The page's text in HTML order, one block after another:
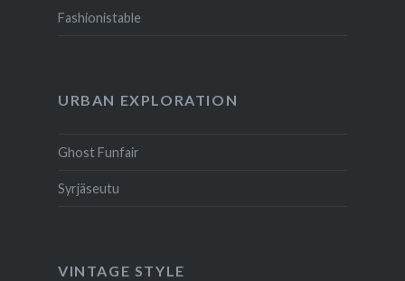
Fashionistable
URBAN EXPLORATION
Ghost Funfair
Syrjäseutu
VINTAGE STYLE